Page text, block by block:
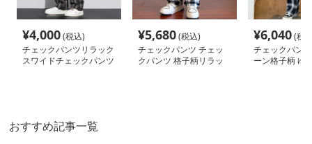
¥4,000(税込)
チェックパンツリラック
スワイドチェックパンツ
¥5,680(税込)
チェックパンツ チェッ
クパンツ 格子柄リラッ
¥6,040(税
チェックパン
ーン格子柄 ゆ
おすすめ記事一覧